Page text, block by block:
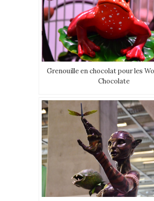
Grenouille en chocolat pour les
Chocolate